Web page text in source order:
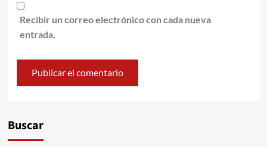
Recibir un correo electrónico con cada nueva
entrada.
Buscar